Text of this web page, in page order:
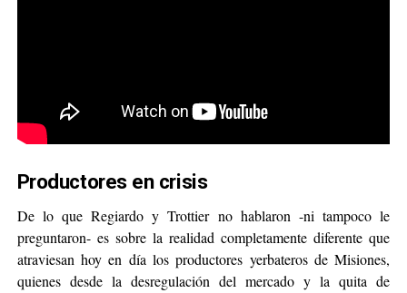
Productores en crisis
De lo que Regiardo y Trottier no hablaron -ni tampoco le
preguntaron- es sobre la realidad completamente diferente que
atraviesan hoy en día los productores yerbateros de Misiones,
quienes desde la desregulación del mercado y la quita de